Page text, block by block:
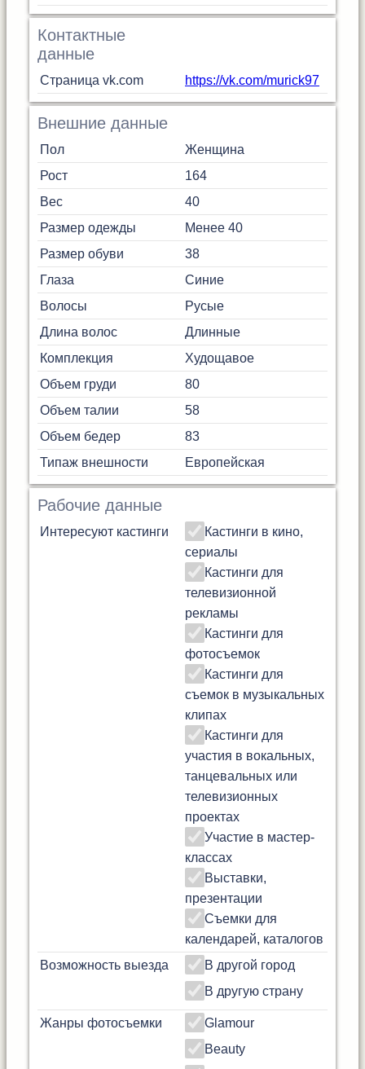
Контактные
данные
Страница vk.com https://vk.com/murick97
Внешние данные
Пол
Женщина
Рост
164
Вес
40
Размер одежды
Менее 40
Размер обуви
38
Глаза
Синие
Волосы
Русые
Длина волос
Длинные
Комплекция
Худощавое
Объем груди
80
Объем талии
58
Объем бедер
83
Типаж внешности
Европейская
Рабочие данные
Интересуют кастинги
Кастинги в кино,
сериалы
Кастинги для
телевизионной
рекламы
Кастинги для
фотосъемок
Кастинги для
съемок в музыкальных
клипах
Кастинги для
участия в вокальных,
танцевальных или
телевизионных
проектах
Участие в мастер-
классах
Выставки,
презентации
Съемки для
календарей, каталогов
Возможность выезда
В другой город
В другую страну
Жанры фотосъемки
Glamour
Beauty